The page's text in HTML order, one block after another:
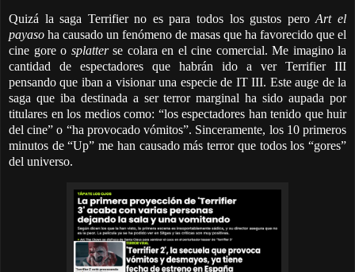
Quizá la saga Terrifier no es para todos los gustos peroArt el
payaso ha causado un fenómeno de masas que ha favorecido que el
cine gore o splatterse colara en el cine comercial. Me imagino la
cantidad de espectadores que habrán ido a ver Terrifier III
pensando que iban a visionar una especie de IT III. Este auge de la
saga que iba destinada a ser terror marginal ha sido aupada por
titulares en los medios como: “los espectadores han tenido que huir
del cine” o “ha provocado vómitos”. Sinceramente, los 10 primeros
minutos de “Up” me han causado más terror que todos los “gores”
del universo.